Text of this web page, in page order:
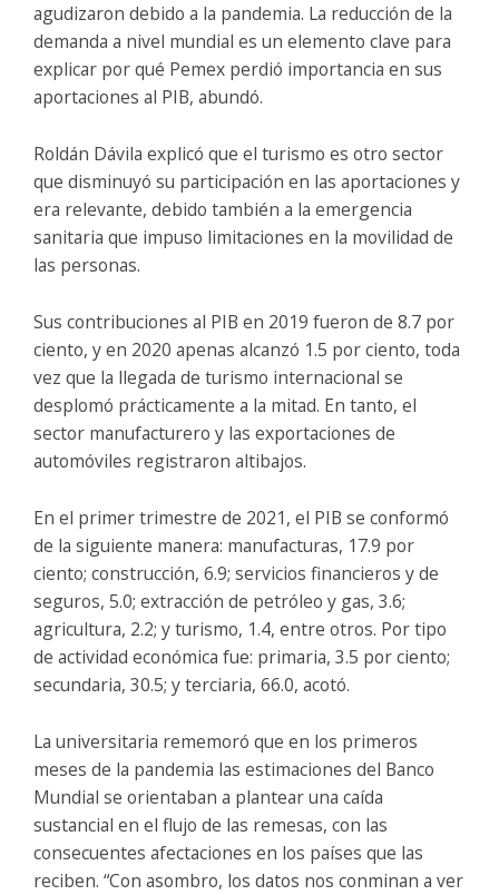
agudizaron debido a la pandemia. La reducción de la
demanda a nivel mundial es un elemento clave para
explicar por qué Pemex perdió importancia en sus
aportaciones al PIB, abundó.
Roldán Dávila explicó que el turismo es otro sector
que disminuyó su participación en las aportaciones y
era relevante, debido también a la emergencia
sanitaria que impuso limitaciones en la movilidad de
las personas.
Sus contribuciones al PIB en 2019 fueron de 8.7 por
ciento, y en 2020 apenas alcanzó 1.5 por ciento, toda
vez que la llegada de turismo internacional se
desplomó prácticamente a la mitad. En tanto, el
sector manufacturero y las exportaciones de
automóviles registraron altibajos.
En el primer trimestre de 2021, el PIB se conformó
de la siguiente manera: manufacturas, 17.9 por
ciento; construcción, 6.9; servicios financieros y de
seguros, 5.0; extracción de petróleo y gas, 3.6;
agricultura, 2.2; y turismo, 1.4, entre otros. Por tipo
de actividad económica fue: primaria, 3.5 por ciento;
secundaria, 30.5; y terciaria, 66.0, acotó.
La universitaria rememoró que en los primeros
meses de la pandemia las estimaciones del Banco
Mundial se orientaban a plantear una caída
sustancial en el flujo de las remesas, con las
consecuentes afectaciones en los países que las
reciben. “Con asombro, los datos nos conminan a ver